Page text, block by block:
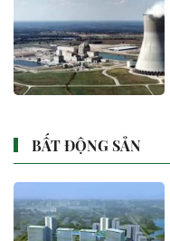
BẤT ĐỘNG SẢN